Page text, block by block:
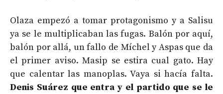
Olaza empezó a tomar protagonismo y a Salisu
ya se le multiplicaban las fugas. Balón por aquí,
balón por allá, un fallo de Míchel y Aspas que da
el primer aviso. Masip se estira cual gato. Hay
que calentar las manoplas. Vaya si hacía falta.
Denis Suárez que entra y el partido que se le